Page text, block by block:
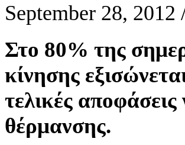
September 28, 2012
Στο 80% της
κίνησης
τελικές
θέρμανσης.